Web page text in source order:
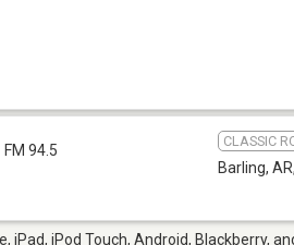
FM 94.5
CLASSIC
Barling, AR,
iPad, iPod Touch, Android, Blackberry,